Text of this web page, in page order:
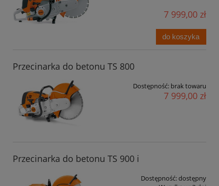
7 999,00 zł
do koszyka
Przecinarka do betonu TS 800
Dostępność: brak towaru
7 999,00 zł
Przecinarka do betonu TS 900 i
Dostępność:dostępny